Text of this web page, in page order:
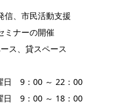
信、市民活動支援
ミナーの開催
ス、貸スペース
9：00 ～ 22：00
00 ～ 18：00